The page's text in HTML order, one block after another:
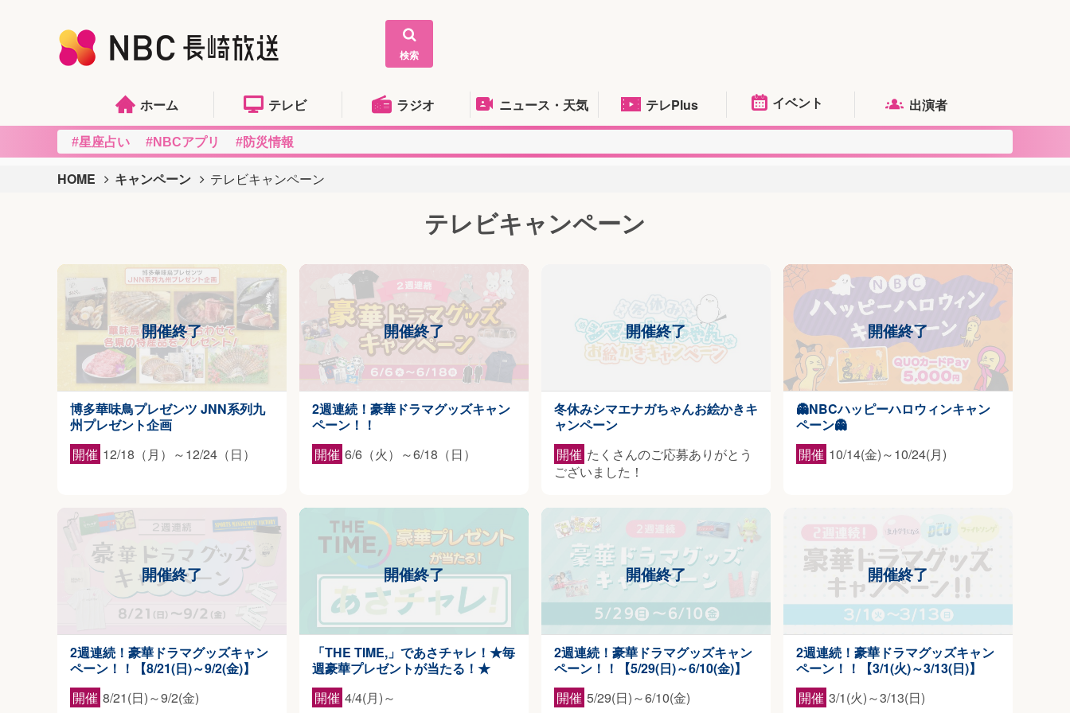
検索
ホーム テレビ ラジオ ニュース・天気 テレPlus イベント 出演者
#星座占い #NBCアプリ #防災情報
HOME キャンペーン テレビキャンペーン
テレビキャンペーン
博多華味鳥プレゼンツ JNN系列九
州プレゼント企画
開催 12/18（月）～12/24（日）
2週連続！豪華ドラマグッズキャン
ペーン！！
開催 6/6（火）～6/18（日）
冬休みシマエナガちゃんお絵かきキ
ャンペーン
開催 たくさんのご応募ありがとう
ございました！
👻NBCハッピーハロウィンキャン
ペーン👻
開催 10/14(金)～10/24(月)
2週連続！豪華ドラマグッズキャン
ペーン！！【8/21(日)～9/2(金)】
開催 8/21(日)～9/2(金)
「THE TIME,」であさチャレ！★毎
週豪華プレゼントが当たる！★
開催 4/4(月)～
2週連続！豪華ドラマグッズキャン
ペーン！！【5/29(日)～6/10(金)】
開催 5/29(日)～6/10(金)
2週連続！豪華ドラマグッズキャン
ペーン！！【3/1(火)～3/13(日)】
開催 3/1(火)～3/13(日)